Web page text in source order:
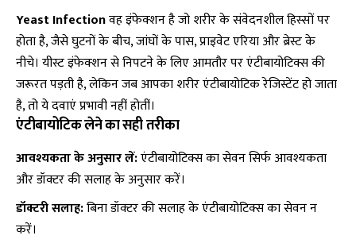
Yeast Infectionवह इंफेक्शन है जो शरीर के संवेदनशील हिस्सों पर
होता है, जैसे घुटनों के बीच, जांघों के पास, प्राइवेट एरिया और ब्रेस्ट के
नीचे। यीस्ट इंफेक्शन से निपटने के लिए आमतौर पर एंटीबायोटिक्स की
जरूरत पड़ती है, लेकिन जब आपका शरीर एंटीबायोटिक रेजिस्टेंट हो जाता
है, तो ये दवाएं प्रभावी नहीं होतीं।
एंटीबायोटिक लेने का सही तरीका
आवश्यकता के अनुसार लें:एंटीबायोटिक्स का सेवन सिर्फ आवश्यकता
और डॉक्टर की सलाह के अनुसार करें।
डॉक्टरी सलाह:बिना डॉक्टर की सलाह के एंटीबायोटिक्स का सेवन न
करें।